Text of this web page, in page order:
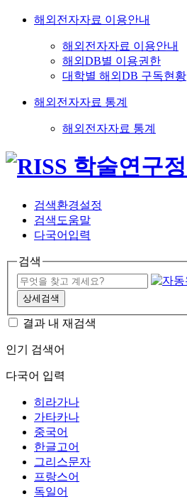
해외전자자료 이용안내
해외전자자료 이용안내
해외DB별 이용권한
대학별 해외DB 구독현황
해외전자자료 통계
해외전자자료 통계
검색환경설정
검색도움말
다국어입력
검색
상세검색
결과 내 재검색
인기 검색어
다국어 입력
히라가나
가타카나
중국어
한글고어
그리스문자
프랑스어
독일어